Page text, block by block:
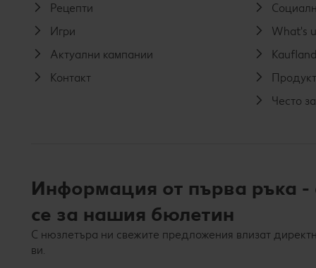
Рецепти
Игри
Актуални кампании
Контакт
What's
Често
Информация от първа ръка -
се за нашия бюлетин
С нюзлетъра ни свежите предложения влизат
ви.